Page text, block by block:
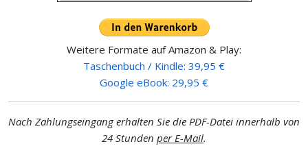
Weitere Formate auf Amazon & Play:
Taschenbuch / Kindle: 39,95 €
Google eBook: 29,95 €
Nach Zahlungseingang erhalten Sie die PDF-Datei innerhalb von
24 Stunden per E-Mail.